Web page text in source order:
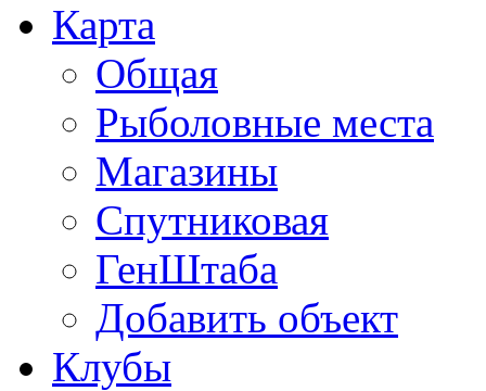
Карта
Общая
Рыболовные места
Магазины
Спутниковая
ГенШтаба
Добавить объект
Клубы